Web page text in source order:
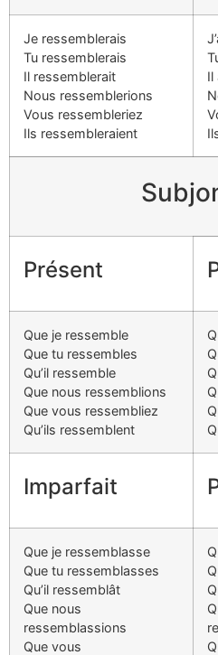
Je ressemblerais
Tu ressemblerais
Il ressemblerait
Nous ressemblerions
Vous ressembleriez
Ils ressembleraient
Il
Présent
Que je ressemble
Que tu ressembles
Qu’il ressemble
Que nous ressemblions
Que vous ressembliez
Qu’ils ressemblent
Imparfait
Que je ressemblasse
Que tu ressemblasses
Qu’il ressemblât
Que nous
ressemblassions
Que vous